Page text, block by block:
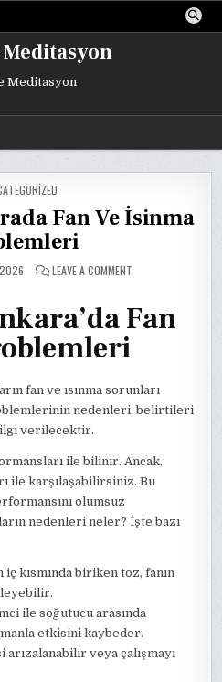
Meditasyon
Meditasyon
Fan Ve İsinma
LEAVE A COMMENTON
FAN
VE
Fan
fan ve ısınma sorunları
nedenleri, belirtileri
verilecektir.
ile bilinir. Ancak,
ile karşılaşabilirsiniz. Bu
olumsuz
nedenleri neler? İşte bazı
iç kısmında biriken toz, fanın
ile soğutucu arasında
etkisini kaybeder.
arızalanabilir veya çalışmayı